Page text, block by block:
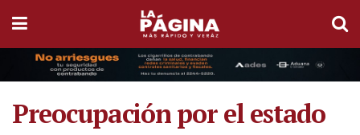
Preocupación por el estado